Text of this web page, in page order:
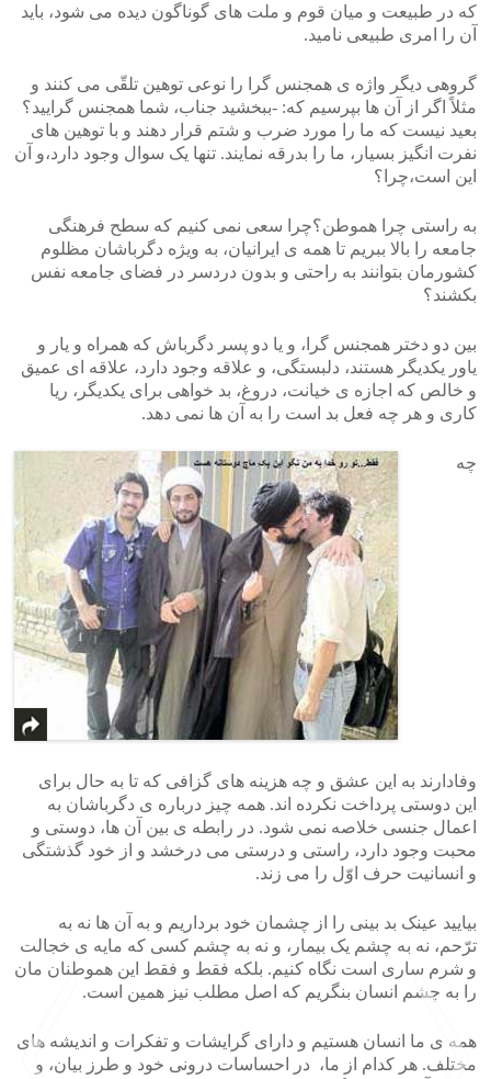
که در طبیعت و میان قوم و ملت های گوناگون دیده می شود، باید
آن را امری طبیعی نامید.
گروهی دیگر واژه ی همجنس گرا را نوعی توهین تلقّی می کنند و
مثلاً اگر از آن ها بپرسیم که: -ببخشید جناب، شما همجنس گرایید؟
بعید نیست که ما را مورد ضرب و شتم قرار دهند و با توهین های
نفرت انگیز بسیار، ما را بدرقه نمایند. تنها یک سوال وجود دارد،و آن
این است،چرا؟
به راستی چرا هموطن؟چرا سعی نمی کنیم که سطح فرهنگی
جامعه را بالا ببریم تا همه ی ایرانیان، به ویژه دگرباشان مظلوم
کشورمان بتوانند به راحتی و بدون دردسر در فضای جامعه نفس
بکشند؟
بین دو دختر همجنس گرا، و یا دو پسر دگرباش که همراه و یار و
یاور یکدیگر هستند، دلبستگی، و علاقه وجود دارد، علاقه ای عمیق
و خالص که اجازه ی خیانت، دروغ، بد خواهی برای یکدیگر، ریا
کاری و هر چه فعل بد است را به آن ها نمی دهد.
چه
وفادارند به این عشق و چه هزینه های گزافی که تا به حال برای
این دوستی پرداخت نکرده اند. همه چیز درباره ی دگرباشان به
اعمال جنسی خلاصه نمی شود. در رابطه ی بین آن ها، دوستی و
محبت وجود دارد، راستی و درستی می درخشد و از خود گذشتگی
و انسانیت حرف اوّل را می زند.
بیایید عینک بد بینی را از چشمان خود برداریم و به آن ها نه به
ترّحم، نه به چشم یک بیمار، و نه به چشم کسی که مایه ی خجالت
و شرم ساری است نگاه کنیم. بلکه فقط و فقط این هموطنان مان
را به چشم انسان بنگریم که اصل مطلب نیز همین است.
همه ی ما انسان هستیم و دارای گرایشات و تفکرات و اندیشه های
مختلف. هر کدام از ما، در احساسات درونی خود و طرز بیان، و